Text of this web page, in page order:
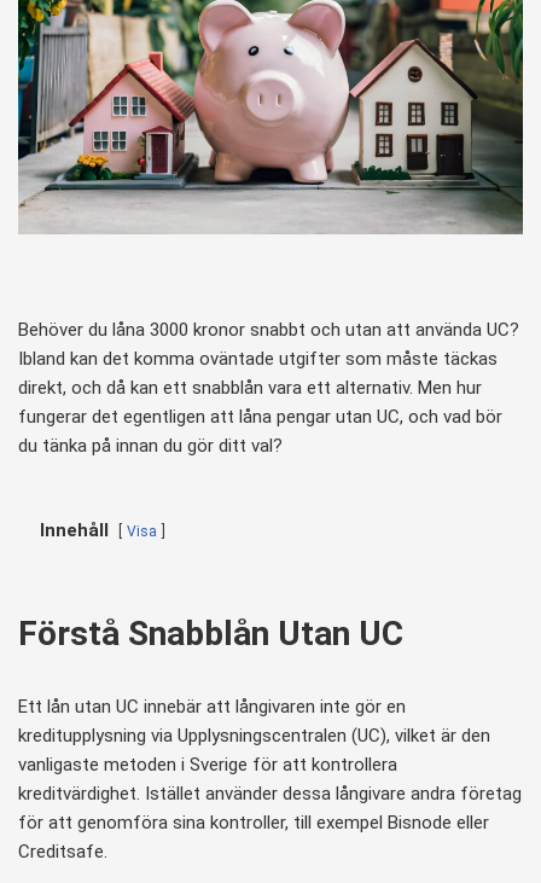
Behöver du låna 3000 kronor snabbt och utan att använda UC?
Ibland kan det komma oväntade utgifter som måste täckas
direkt, och då kan ett snabblån vara ett alternativ. Men hur
fungerar det egentligen att låna pengar utan UC, och vad bör
du tänka på innan du gör ditt val?
Innehåll Visa
Förstå Snabblån Utan UC
Ett lån utan UC innebär att långivaren inte gör en
kreditupplysning via Upplysningscentralen (UC), vilket är den
vanligaste metoden i Sverige för att kontrollera
kreditvärdighet. Istället använder dessa långivare andra företag
för att genomföra sina kontroller, till exempel Bisnode eller
Creditsafe.